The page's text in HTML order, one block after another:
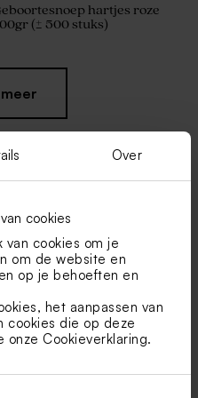
Over
cookies
cookies om je
om de website en
op je behoeften en
het aanpassen van
cookies die op deze
onze Cookieverklaring.
hartjes roze
(± 500 stuks)
Bock suikerbonen nude
(± 240 stuks)
leuk